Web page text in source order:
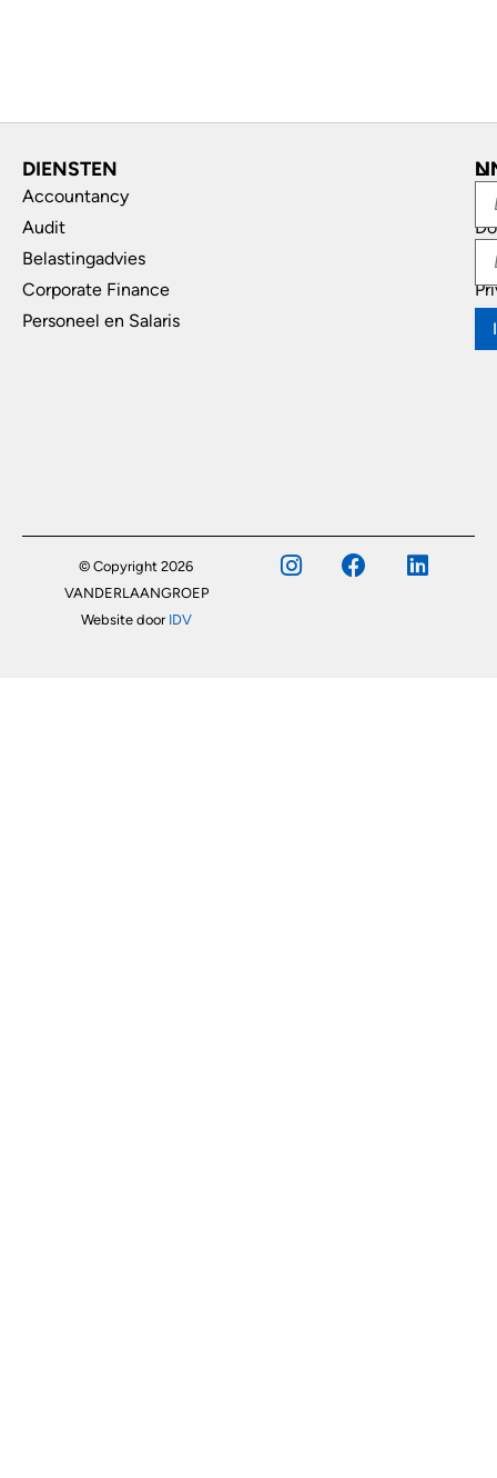
DIENSTEN
Accountancy
Audit
Belastingadvies
Corporate Finance
Personeel en Salaris
© Copyright 2026
VANDERLAANGROEP
Website door IDV